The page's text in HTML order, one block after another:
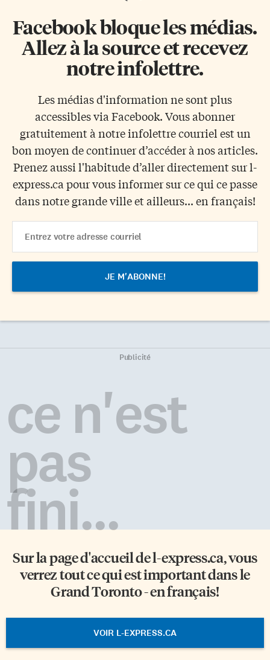
Facebook bloque les médias.
Allez à la source et recevez
notre infolettre.
Les médias d'information ne sont plus
accessibles via Facebook. Vous abonner
gratuitement à notre infolettre courriel est un
bon moyen de continuer d’accéder à nos articles.
Prenez aussi l'habitude d’aller directement sur l-
express.ca pour vous informer sur ce qui ce passe
dans notre grande ville et ailleurs... en français!
Address
Publicité
ce n'est
pas
fini...
Sur la page d'accueil del-express.ca, vous
verrez tout ce qui est important dans le
Grand Toronto - en français!
VOIR L-EXPRESS.CA